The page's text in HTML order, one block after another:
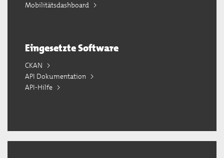
Mobilitätsdashboard
Eingesetzte Software
CKAN
API Dokumentation
API-Hilfe